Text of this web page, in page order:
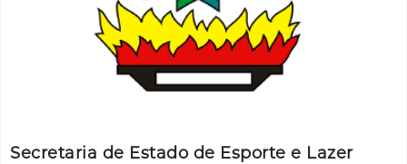
Secretaria de Estado de Esporte e Lazer